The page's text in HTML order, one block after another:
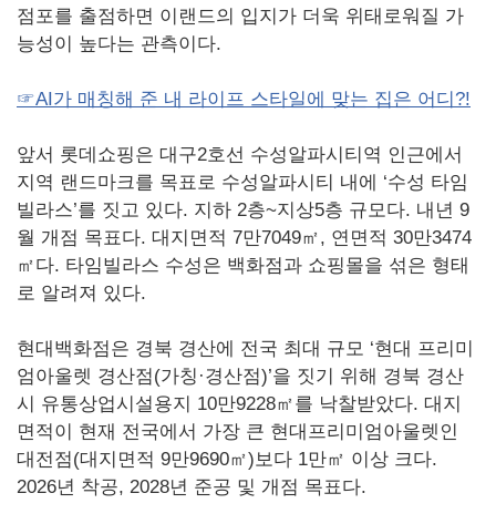
점포를 출점하면 이랜드의 입지가 더욱 위태로워질 가
능성이 높다는 관측이다.
☞AI가 매칭해 준 내 라이프 스타일에 맞는 집은 어디?!
앞서 롯데쇼핑은 대구2호선 수성알파시티역 인근에서
지역 랜드마크를 목표로 수성알파시티 내에 ‘수성 타임
빌라스’를 짓고 있다. 지하 2층~지상5층 규모다. 내년 9
월 개점 목표다. 대지면적 7만7049㎡, 연면적 30만3474
㎡다. 타임빌라스 수성은 백화점과 쇼핑몰을 섞은 형태
로 알려져 있다.
현대백화점은 경북 경산에 전국 최대 규모 ‘현대 프리미
엄아울렛 경산점(가칭·경산점)’을 짓기 위해 경북 경산
시 유통상업시설용지 10만9228㎡를 낙찰받았다. 대지
면적이 현재 전국에서 가장 큰 현대프리미엄아울렛인
대전점(대지면적 9만9690㎡)보다 1만㎡ 이상 크다.
2026년 착공, 2028년 준공 및 개점 목표다.